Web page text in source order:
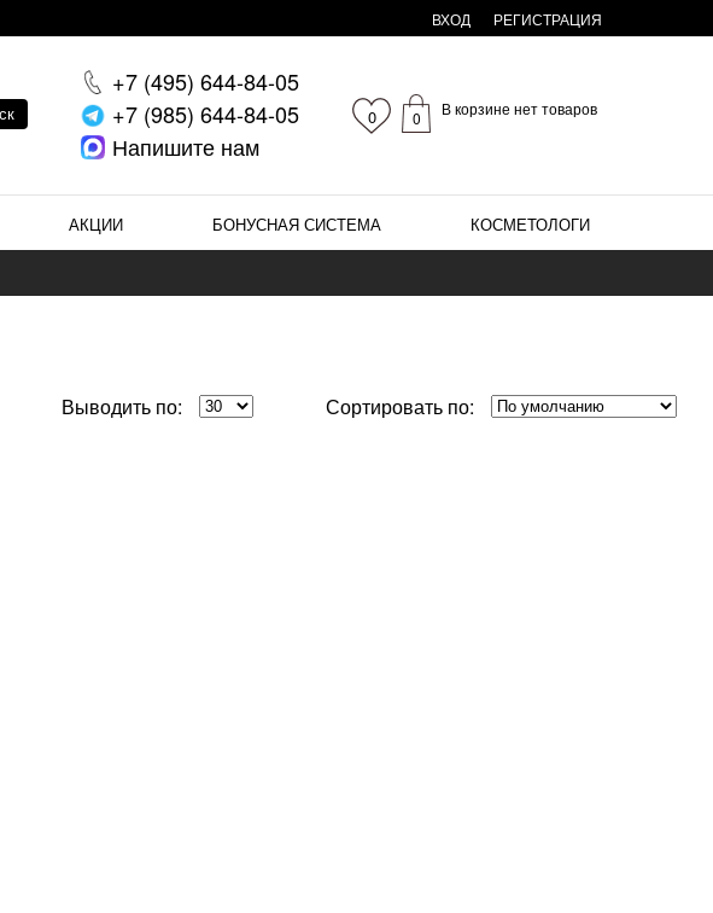
ВХОД РЕГИСТРАЦИЯ
0 0 В корзине нет товаров
+7 (495) 644-84-05
+7 (985) 644-84-05
Напишите нам
АКЦИИ БОНУСНАЯ СИСТЕМА КОСМЕТОЛОГИ
Сортировать по:
Выводить по: